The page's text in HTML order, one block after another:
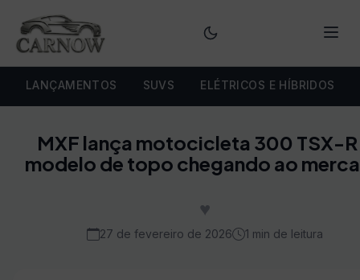
LANÇAMENTOS SUVS ELÉTRICOS E HÍBRIDOS
MXF lança motocicleta 300 TSX-
modelo de topo chegando ao
♥
27 de fevereiro de 2026 1 min de leitura